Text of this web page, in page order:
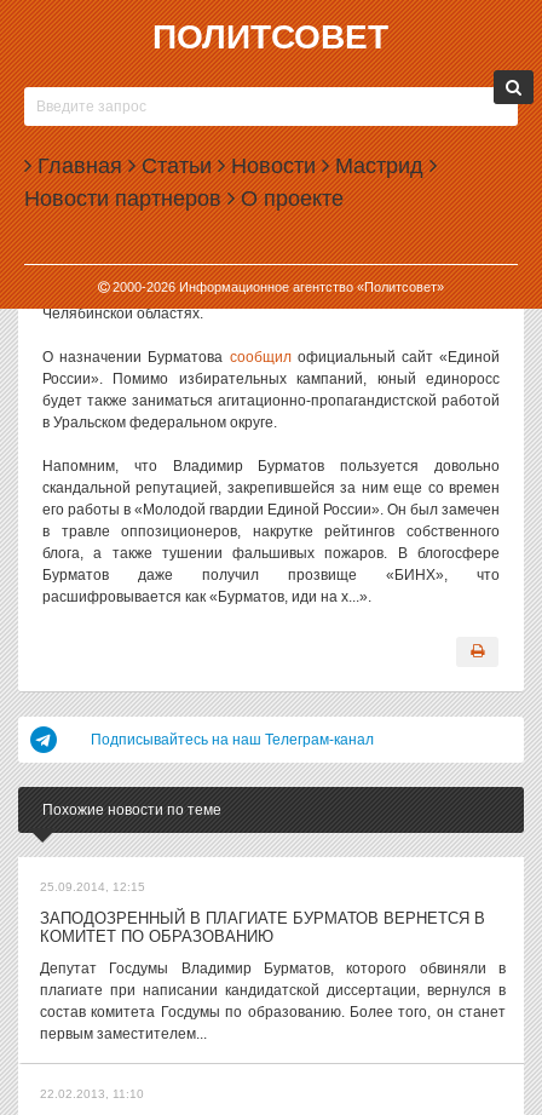
ПОЛИТСОВЕТ
Главная Статьи Новости Мастрид
Новости партнеров О проекте
2000-2026Информационное агентство «Политсовет»
24.04.2012, 10:04
СВЕРДЛОВСКУЮ ОБЛАСТЬ БУДЕТ
КУРИРОВАТЬ СКАНДАЛЬНЫЙ
МОЛОДОГВАРДЕЕЦ
Депутат Госдумы, бывший активист «Молодой гвардии»
Владимир Бурматов назначен первым заместителем
руководителя Уральского межрегионального координационного
совета партии «Единая Россия». В этой должности он будет
курировать предвыборные кампании в Свердловской и
Челябинской областях.
О назначении Бурматова сообщилофициальный сайт «Единой
России». Помимо избирательных кампаний, юный единоросс
будет также заниматься агитационно-пропагандистской работой
в Уральском федеральном округе.
Напомним, что Владимир Бурматов пользуется довольно
скандальной репутацией, закрепившейся за ним еще со времен
его работы в «Молодой гвардии Единой России». Он был замечен
в травле оппозиционеров, накрутке рейтингов собственного
блога, а также тушении фальшивых пожаров. В блогосфере
Бурматов даже получил прозвище «БИНХ», что
расшифровывается как «Бурматов, иди на х...».
Подписывайтесь на наш Телеграм-канал
Похожие новости по теме
25.09.2014, 12:15
ЗАПОДОЗРЕННЫЙ В ПЛАГИАТЕ БУРМАТОВ ВЕРНЕТСЯ В
КОМИТЕТ ПО ОБРАЗОВАНИЮ
Депутат Госдумы Владимир Бурматов, которого обвиняли в
плагиате при написании кандидатской диссертации, вернулся в
состав комитета Госдумы по образованию. Более того, он станет
первым заместителем...
22.02.2013, 11:10